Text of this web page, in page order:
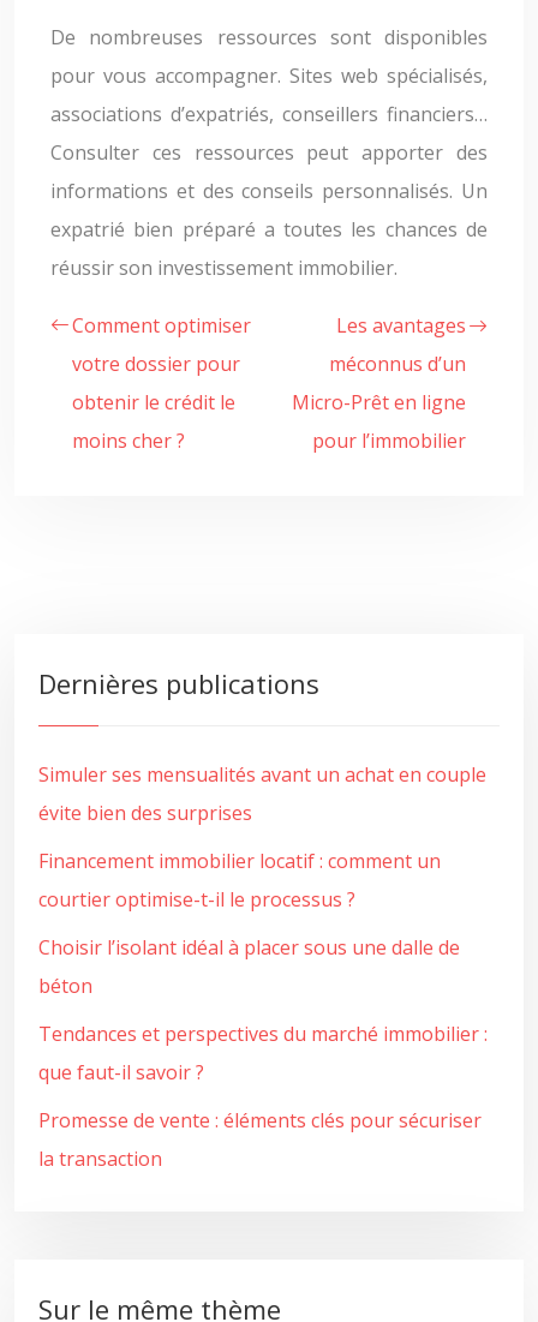
De nombreuses ressources sont disponibles
pour vous accompagner. Sites web spécialisés,
associations d’expatriés, conseillers financiers…
Consulter ces ressources peut apporter des
informations et des conseils personnalisés. Un
expatrié bien préparé a toutes les chances de
réussir son investissement immobilier.
Comment optimiser
votre dossier pour
obtenir le crédit le
moins cher ?
Les avantages
méconnus d’un
Micro-Prêt en ligne
pour l’immobilier
Dernières publications
Simuler ses mensualités avant un achat en couple
évite bien des surprises
Financement immobilier locatif : comment un
courtier optimise-t-il le processus ?
Choisir l’isolant idéal à placer sous une dalle de
béton
Tendances et perspectives du marché immobilier :
que faut-il savoir ?
Promesse de vente : éléments clés pour sécuriser
la transaction
Sur le même thème